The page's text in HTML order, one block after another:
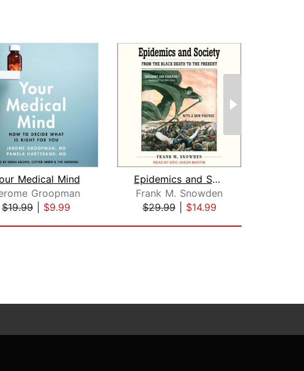
Medical Mind
Groopman
$19.99
$9.99
Epidemics and Society
Frank M. Snowden
$29.99| $14.99